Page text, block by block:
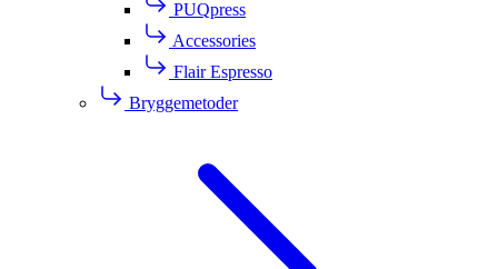
PUQpress
Accessories
Flair Espresso
Bryggemetoder